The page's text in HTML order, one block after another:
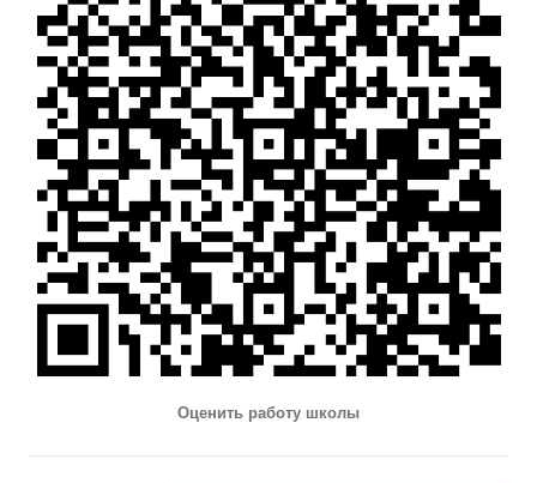
Оценить работу школы